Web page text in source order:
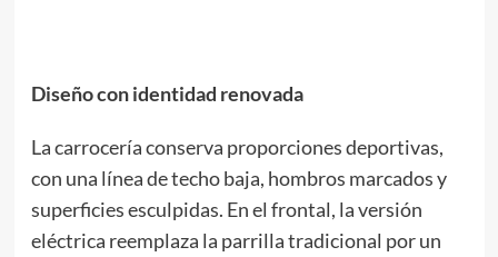
Diseño con identidad renovada
La carrocería conserva proporciones deportivas,
con una línea de techo baja, hombros marcados y
superficies esculpidas. En el frontal, la versión
eléctrica reemplaza la parrilla tradicional por un